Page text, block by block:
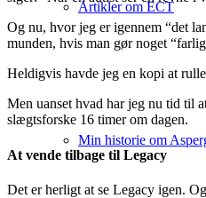
Artikler om ECT
Min historie om
Og nu, hvor jeg er igennem “det
munden, hvis man gør noget
Heldigvis havde jeg en kopi at
Men uanset hvad har jeg nu tid til
slægtsforske 16 timer om dagen.
At vende tilbage til Legacy
Det er herligt at se Legacy igen.